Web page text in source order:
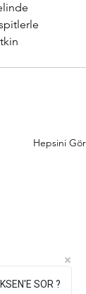
Hepsini Gör
SOR ?